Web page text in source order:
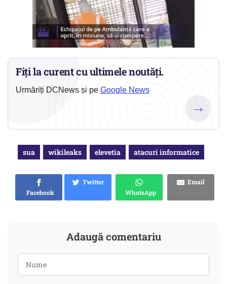
Fiți la curent cu ultimele noutăți.
Urmăriți DCNews și pe Google News
→
sua wikileaks elevetia atacuri informatice
Facebook
Twitter
WhatsApp
Email
Adaugă comentariu